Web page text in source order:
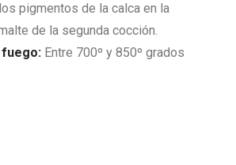
pigmentos de la calca en la
de la segunda cocción.
Entre 700º y 850º grados